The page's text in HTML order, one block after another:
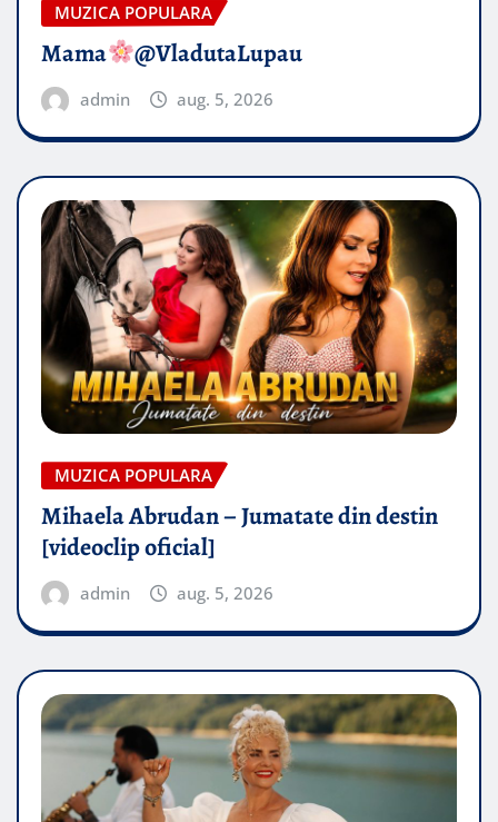
MUZICA POPULARA
Mama @VladutaLupau
admin aug. 5, 2026
MUZICA POPULARA
Mihaela Abrudan – Jumatate din destin
[videoclip oficial]
admin aug. 5, 2026